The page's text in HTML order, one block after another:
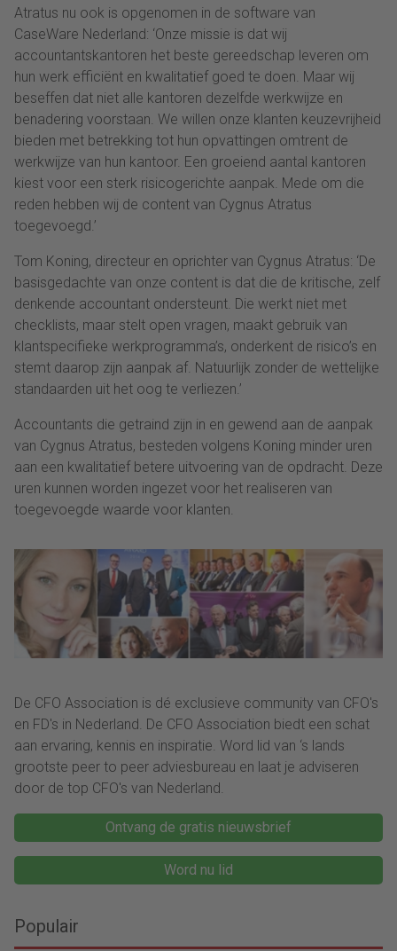
Atratus nu ook is opgenomen in de software van
CaseWare Nederland: ‘Onze missie is dat wij
accountantskantoren het beste gereedschap leveren om
hun werk efficiënt en kwalitatief goed te doen. Maar wij
beseffen dat niet alle kantoren dezelfde werkwijze en
benadering voorstaan. We willen onze klanten keuzevrijheid
bieden met betrekking tot hun opvattingen omtrent de
werkwijze van hun kantoor. Een groeiend aantal kantoren
kiest voor een sterk risicogerichte aanpak. Mede om die
reden hebben wij de content van Cygnus Atratus
toegevoegd.’
Tom Koning, directeur en oprichter van Cygnus Atratus: ‘De
basisgedachte van onze content is dat die de kritische, zelf
denkende accountant ondersteunt. Die werkt niet met
checklists, maar stelt open vragen, maakt gebruik van
klantspecifieke werkprogramma’s, onderkent de risico’s en
stemt daarop zijn aanpak af. Natuurlijk zonder de wettelijke
standaarden uit het oog te verliezen.’
Accountants die getraind zijn in en gewend aan de aanpak
van Cygnus Atratus, besteden volgens Koning minder uren
aan een kwalitatief betere uitvoering van de opdracht. Deze
uren kunnen worden ingezet voor het realiseren van
toegevoegde waarde voor klanten.
De CFO Association is dé exclusieve community van CFO's
en FD's in Nederland. De CFO Association biedt een schat
aan ervaring, kennis en inspiratie. Word lid van ‘s lands
grootste peer to peer adviesbureau en laat je adviseren
door de top CFO's van Nederland.
Ontvang de gratis nieuwsbrief
Word nu lid
Populair